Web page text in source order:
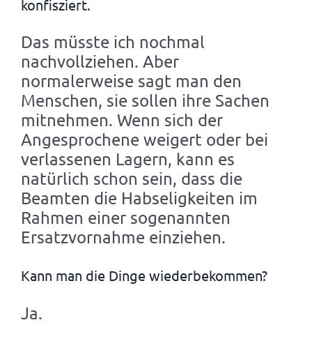
konfisziert.
Das müsste ich nochmal
nachvollziehen. Aber
normalerweise sagt man den
Menschen, sie sollen ihre Sachen
mitnehmen. Wenn sich der
Angesprochene weigert oder bei
verlassenen Lagern, kann es
natürlich schon sein, dass die
Beamten die Habseligkeiten im
Rahmen einer sogenannten
Ersatzvornahme einziehen.
Kann man die Dinge wiederbekommen?
Ja.